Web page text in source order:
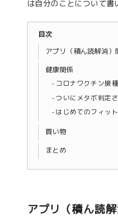
は自分のことについて書
目次
アプリ（積ん読解消）
健康関係
コロナワクチン接種
ついにメタボ判定
はじめてのフィッ
買い物
まとめ
アプリ（積ん読